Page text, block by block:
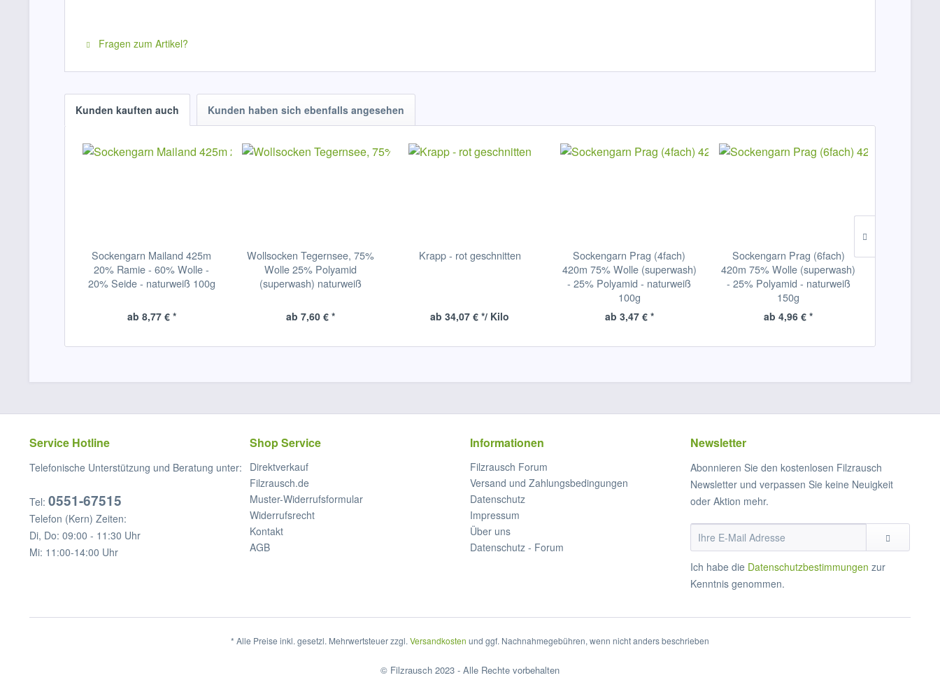
Fragen zum Artikel?
Kunden kauften auch Kunden haben sich ebenfalls angesehen
Sockengarn Mailand 425m
20% Ramie - 60% Wolle -
20% Seide - naturweiß 100g
ab 8,77 € *
Wollsocken Tegernsee, 75%
Wolle 25% Polyamid
(superwash) naturweiß
ab 7,60 € *
Krapp - rot geschnitten
ab 34,07 € */ Kilo
Sockengarn Prag (4fach)
420m 75% Wolle (superwash)
- 25% Polyamid - naturweiß
100g
ab 3,47 € *
Sockengarn Prag (6fach)
420m 75% Wolle (superwash)
- 25% Polyamid - naturweiß
150g
ab 4,96 € *
Service Hotline
Telefonische Unterstützung und Beratung unter:
Tel: 0551-67515
Telefon (Kern) Zeiten:
Di, Do: 09:00 - 11:30 Uhr
Mi: 11:00-14:00 Uhr
Shop Service
Direktverkauf
Filzrausch.de
Muster-Widerrufsformular
Widerrufsrecht
Kontakt
AGB
Informationen
Filzrausch Forum
Versand und Zahlungsbedingungen
Datenschutz
Impressum
Über uns
Datenschutz - Forum
Newsletter
Abonnieren Sie den kostenlosen Filzrausch
Newsletter und verpassen Sie keine Neuigkeit
oder Aktion mehr.
Ich habe die Datenschutzbestimmungen zur
Kenntnis genommen.
* Alle Preise inkl. gesetzl. Mehrwertsteuer zzgl. Versandkosten und ggf. Nachnahmegebühren, wenn nicht anders beschrieben
© Filzrausch 2023 - Alle Rechte vorbehalten